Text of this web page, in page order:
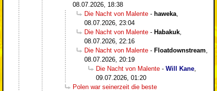
08.07.2026, 18:38
Die Nacht von Malente - haweka
08.07.2026, 23:04
Die Nacht von Malente - Habakuk
08.07.2026, 22:16
Die Nacht von Malente - Floatdownstream
08.07.2026, 20:19
Die Nacht von Malente - Will Kane
09.07.2026, 01:20
Polen war seinerzeit die beste